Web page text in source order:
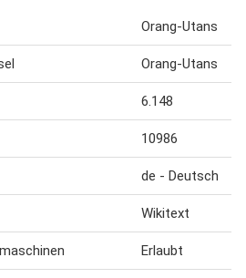
Orang-Utans
Orang-Utans
6.148
10986
de - Deutsch
Wikitext
Erlaubt